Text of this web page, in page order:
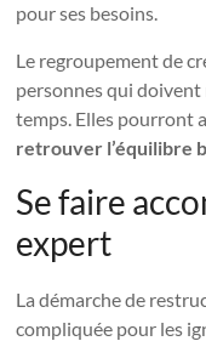
pour ses besoins.
Le regroupement de
personnes qui
temps. Elles pourront
retrouver l’équilibre
Se faire
expert
La démarche de
compliquée pour les